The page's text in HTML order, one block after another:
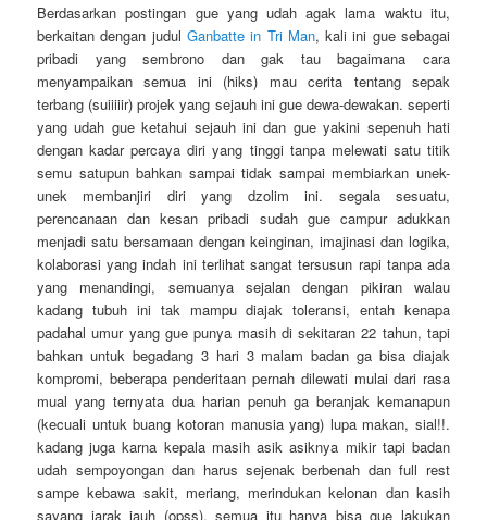
Berdasarkan postingan gue yang udah agak lama waktu itu,
berkaitan dengan judul Ganbatte in Tri Man, kali ini gue sebagai
pribadi yang sembrono dan gak tau bagaimana cara
menyampaikan semua ini (hiks) mau cerita tentang sepak
terbang (suiiiiir) projek yang sejauh ini gue dewa-dewakan. seperti
yang udah gue ketahui sejauh ini dan gue yakini sepenuh hati
dengan kadar percaya diri yang tinggi tanpa melewati satu titik
semu satupun bahkan sampai tidak sampai membiarkan unek-
unek membanjiri diri yang dzolim ini. segala sesuatu,
perencanaan dan kesan pribadi sudah gue campur adukkan
menjadi satu bersamaan dengan keinginan, imajinasi dan logika,
kolaborasi yang indah ini terlihat sangat tersusun rapi tanpa ada
yang menandingi, semuanya sejalan dengan pikiran walau
kadang tubuh ini tak mampu diajak toleransi, entah kenapa
padahal umur yang gue punya masih di sekitaran 22 tahun, tapi
bahkan untuk begadang 3 hari 3 malam badan ga bisa diajak
kompromi, beberapa penderitaan pernah dilewati mulai dari rasa
mual yang ternyata dua harian penuh ga beranjak kemanapun
(kecuali untuk buang kotoran manusia yang) lupa makan, sial!!.
kadang juga karna kepala masih asik asiknya mikir tapi badan
udah sempoyongan dan harus sejenak berbenah dan full rest
sampe kebawa sakit, meriang, merindukan kelonan dan kasih
sayang jarak jauh (opss). semua itu hanya bisa gue lakukan